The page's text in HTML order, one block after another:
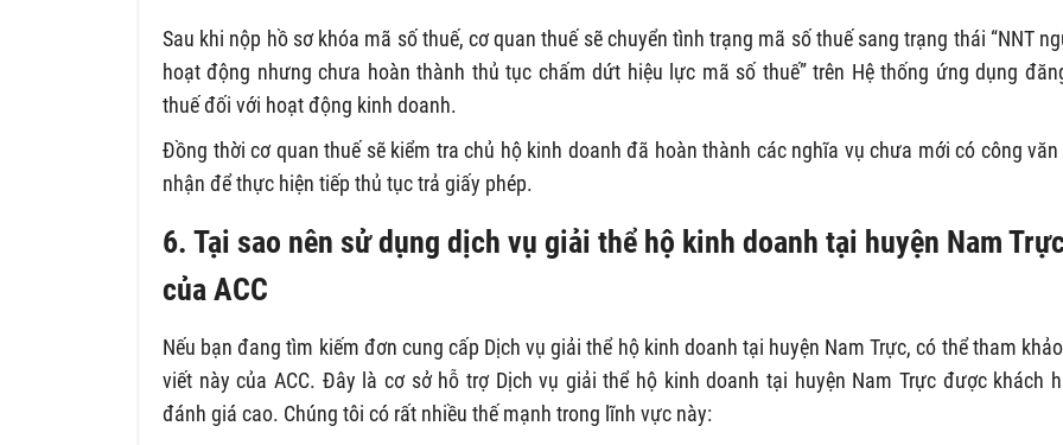
Sau khi nộp hồ sơ khóa mã số thuế, cơ quan thuế sẽ chuyển tình trạng mã số thuế sang trạng thái “NNT
hoạt động nhưng chưa hoàn thành thủ tục chấm dứt hiệu lực mã số thuế” trên Hệ thống ứng dụng
thuế đối với hoạt động kinh doanh.
Đồng thời cơ quan thuế sẽ kiểm tra chủ hộ kinh doanh đã hoàn thành các nghĩa vụ chưa mới có công
nhận để thực hiện tiếp thủ tục trả giấy phép.
6. Tại sao nên sử dụng dịch vụ giải thể hộ kinh doanh tại huyện Nam
của ACC
Nếu bạn đang tìm kiếm đơn cung cấp Dịch vụ giải thể hộ kinh doanh tại huyện Nam Trực, có thể tham
viết này của ACC. Đây là cơ sở hỗ trợ Dịch vụ giải thể hộ kinh doanh tại huyện Nam Trực được khách
đánh giá cao. Chúng tôi có rất nhiều thế mạnh trong lĩnh vực này: